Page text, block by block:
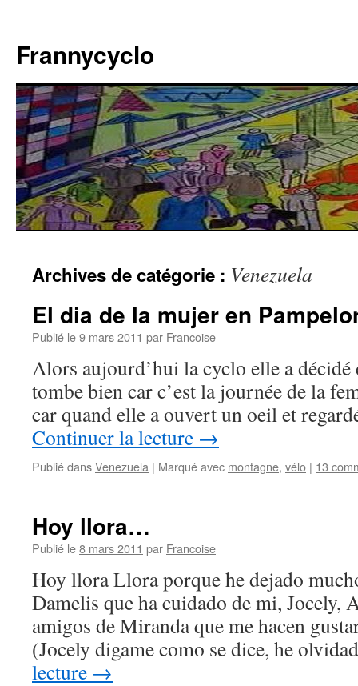
contenu
Frannycyclo
Archives de catégorie : Venezuela
El dia de la mujer en
Publié le9 mars 2011 par Francoise
Alors aujourd’hui la cyclo elle a décidé
tombe bien car c’est la journée de la
car quand elle a ouvert un oeil et
Continuer la lecture →
Publié dansVenezuela | Marqué avec montagne, vélo | 13
Hoy llora…
Publié le8 mars 2011 par Francoise
Hoy llora Llora porque he dejado
Damelis que ha cuidado de mi, Jocely,
amigos de Miranda que me hacen
(Jocely digame como se dice, he
lecture →